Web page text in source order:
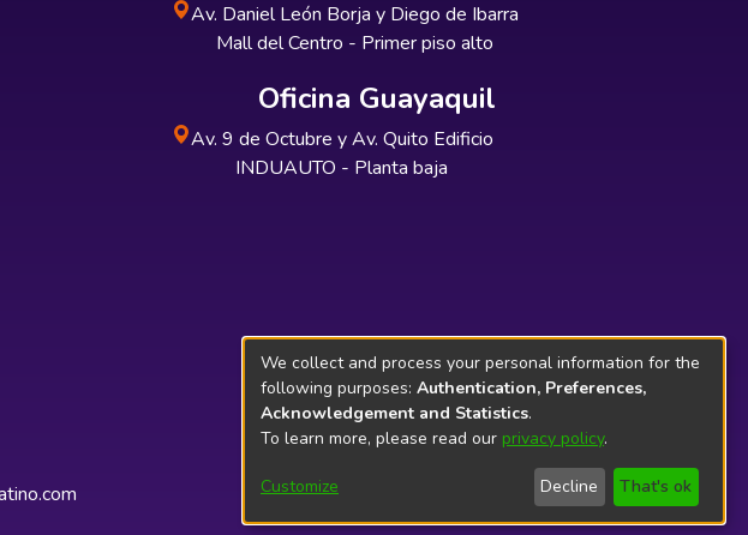
Av. Daniel León Borja y Diego de Ibarra
Mall del Centro - Primer piso alto
Oficina Guayaquil
Av. 9 de Octubre y Av. Quito Edificio
INDUAUTO - Planta baja
We collect and process your personal information for the
following purposes: Authentication, Preferences,
Acknowledgement and Statistics.
To learn more, please read our privacy policy.
Customize Decline That's ok